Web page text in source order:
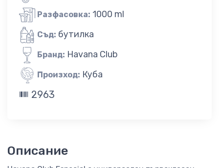
Разфасовка: 1000 ml
Съд: бутилка
Бранд: Havana Club
Произход: Куба
2963
Описание